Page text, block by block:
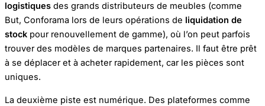
logistiques des grands distributeurs de meubles (comme
But, Conforama lors de leurs opérations de liquidation de
stock pour renouvellement de gamme), où l’on peut parfois
trouver des modèles de marques partenaires. Il faut être prêt
à se déplacer et à acheter rapidement, car les pièces sont
uniques.
La deuxième piste est numérique. Des plateformes comme